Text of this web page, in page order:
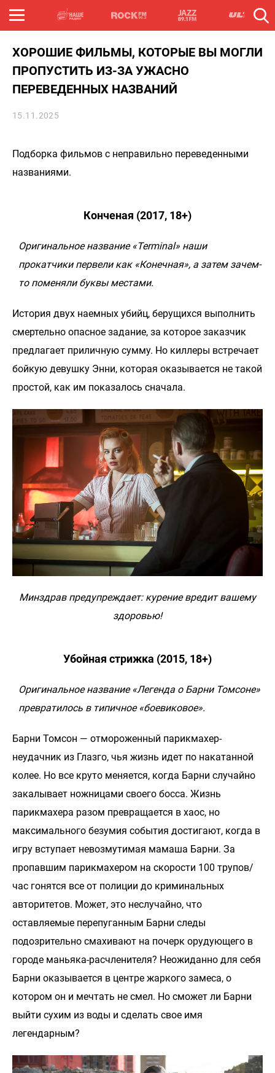
ХОРОШИЕ ФИЛЬМЫ, КОТОРЫЕ ВЫ МОГЛИ
ПРОПУСТИТЬ ИЗ-ЗА УЖАСНО
ПЕРЕВЕДЕННЫХ НАЗВАНИЙ
15.11.2025
Подборка фильмов с неправильно переведенными
названиями.
Конченая (2017, 18+)
Оригинальное название «Terminal» наши
прокатчики первели как «Конечная», а затем зачем-
то поменяли буквы местами.
История двух наемных убийц, берущихся выполнить
смертельно опасное задание, за которое заказчик
предлагает приличную сумму. Но киллеры встречает
бойкую девушку Энни, которая оказывается не такой
простой, как им показалось сначала.
Минздрав предупреждает: курение вредит вашему
здоровью!
Убойная стрижка (2015, 18+)
Оригинальное название «Легенда о Барни Томсоне»
превратилось в типичное «боевиковое».
Барни Томсон — отмороженный парикмахер-
неудачник из Глазго, чья жизнь идет по накатанной
колее. Но все круто меняется, когда Барни случайно
закалывает ножницами своего босса. Жизнь
парикмахера разом превращается в хаос, но
максимального безумия события достигают, когда в
игру вступает невозмутимая мамаша Барни. За
пропавшим парикмахером на скорости 100 трупов/
час гонятся все от полиции до криминальных
авторитетов. Может, это неслучайно, что
оставляемые перепуганным Барни следы
подозрительно смахивают на почерк орудующего в
городе маньяка-расчленителя? Неожиданно для себя
Барни оказывается в центре жаркого замеса, о
котором он и мечтать не смел. Но сможет ли Барни
выйти сухим из воды и сделать свое имя
легендарным?